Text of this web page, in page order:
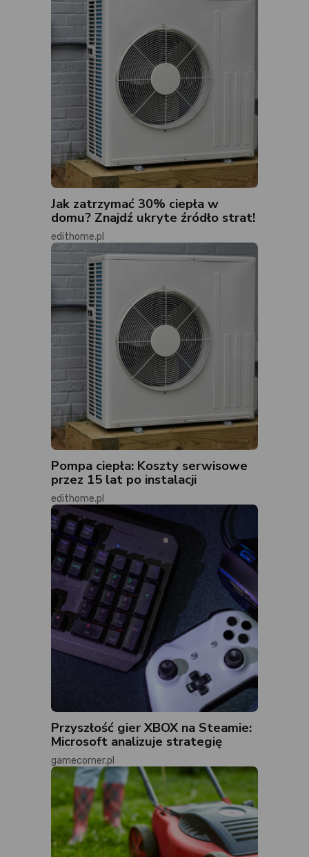
Jak zatrzymać 30% ciepła w
domu? Znajdź ukryte źródło strat!
edithome.pl
Pompa ciepła: Koszty serwisowe
przez 15 lat po instalacji
edithome.pl
Przyszłość gier XBOX na Steamie:
Microsoft analizuje strategię
gamecorner.pl